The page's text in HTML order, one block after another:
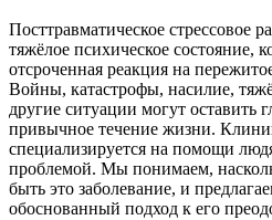
Посттравматическое стрессовое
тяжёлое психическое состояние,
отсроченная реакция на
Войны, катастрофы, насилие,
другие ситуации могут оставить
привычное течение жизни.
специализируется на помощи
проблемой. Мы понимаем,
быть это заболевание, и
обоснованный подход к его